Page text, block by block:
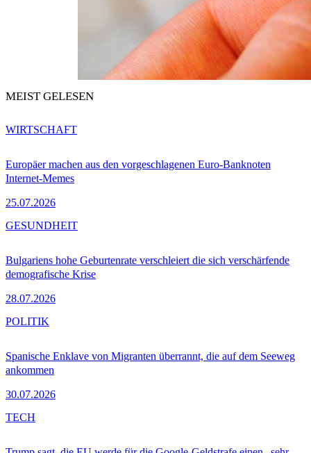
MEIST GELESEN
Europäer machen aus den vorgeschlagenen Euro-Banknoten
Internet-Memes
25.07.2026
WIRTSCHAFT
Bulgariens hohe Geburtenrate verschleiert die sich verschärfende
demografische Krise
28.07.2026
GESUNDHEIT
Spanische Enklave von Migranten überrannt, die auf dem Seeweg
ankommen
30.07.2026
POLITIK
TECH